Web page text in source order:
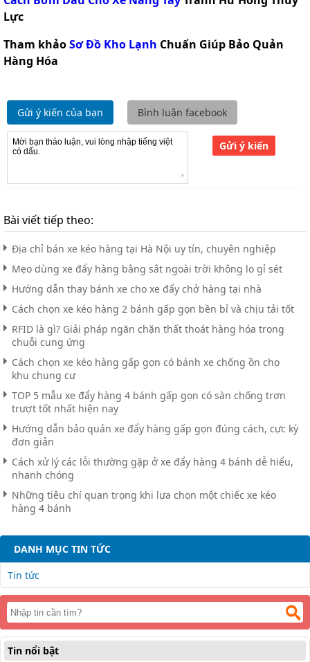
Lực
Tham khảoSơ Đồ Kho Lạnh Chuẩn Giúp Bảo Quản
Hàng Hóa
Gửi ý kiến của bạn Bình luận facebook
Gửi ý kiến
Bài viết tiếp theo:
Địa chỉ bán xe kéo hàng tại Hà Nội uy tín, chuyên nghiệp
Mẹo dùng xe đẩy hàng bằng sắt ngoài trời không lo gỉ sét
Hướng dẫn thay bánh xe cho xe đẩy chở hàng tại nhà
Cách chọn xe kéo hàng 2 bánh gấp gọn bền bỉ và chịu tải tốt
RFID là gì? Giải pháp ngăn chặn thất thoát hàng hóa trong
chuỗi cung ứng
Cách chọn xe kéo hàng gấp gọn có bánh xe chống ồn cho
khu chung cư
TOP 5 mẫu xe đẩy hàng 4 bánh gấp gọn có sàn chống trơn
trượt tốt nhất hiện nay
Hướng dẫn bảo quản xe đẩy hàng gấp gọn đúng cách, cực kỳ
đơn giản
Cách xử lý các lỗi thường gặp ở xe đẩy hàng 4 bánh dễ hiểu,
nhanh chóng
Những tiêu chí quan trọng khi lựa chọn một chiếc xe kéo
hàng 4 bánh
DANH MỤC TIN TỨC
Tin tức
Tin nổi bật